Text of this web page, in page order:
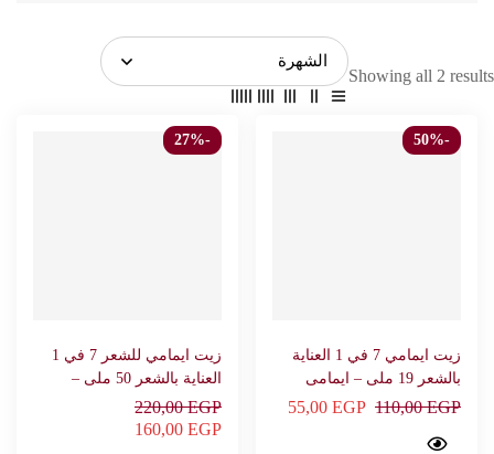
Showing all 2 results
-50%
زيت ايمامي 7 في 1 العناية
بالشعر 19 ملى – ايمامى
110,00EGP
55,00 EGP
7 oils in 1 Hair care 19 ml - EMAMI…
-27%
زيت ايمامي للشعر 7 في 1
العناية بالشعر 50 ملى –
ايمامي220,00EGP
160,00 EGP
7 oils in 1 Hair care 50 ml - EMAMI…